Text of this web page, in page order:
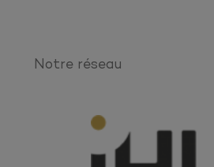
Notre réseau